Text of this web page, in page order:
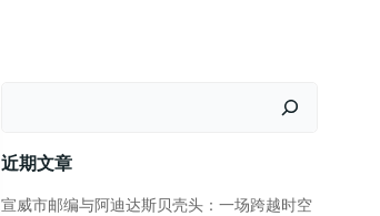
近期文章
宣威市邮编与阿迪达斯贝壳头：一场跨越时空